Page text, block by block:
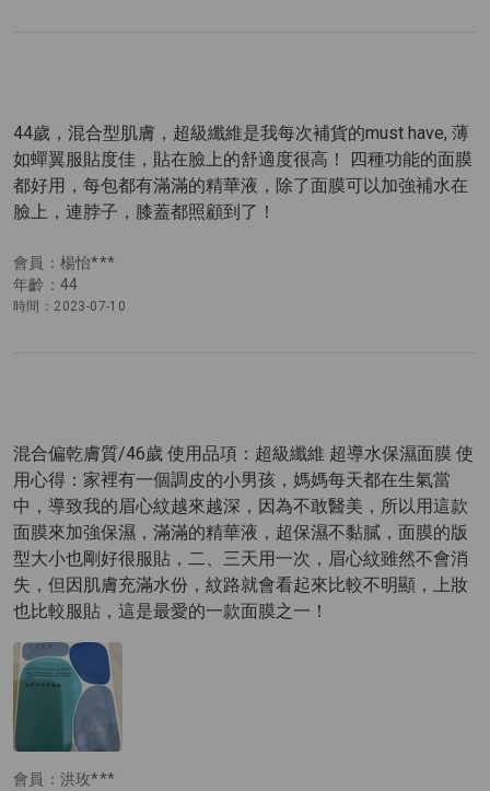
會員：楊怡***
年齡：44
時間：2023-07-10
44歲，混合型肌膚，超級纖維是我每次補貨的must have, 薄
如蟬翼服貼度佳，貼在臉上的舒適度很高！ 四種功能的面膜
都好用，每包都有滿滿的精華液，除了面膜可以加強補水在
臉上，連脖子，膝蓋都照顧到了！
會員：洪玫***
混合偏乾膚質/46歲 使用品項：超級纖維 超導水保濕面膜 使
用心得：家裡有一個調皮的小男孩，媽媽每天都在生氣當
中，導致我的眉心紋越來越深，因為不敢醫美，所以用這款
面膜來加強保濕，滿滿的精華液，超保濕不黏膩，面膜的版
型大小也剛好很服貼，二、三天用一次，眉心紋雖然不會消
失，但因肌膚充滿水份，紋路就會看起來比較不明顯，上妝
也比較服貼，這是最愛的一款面膜之一！